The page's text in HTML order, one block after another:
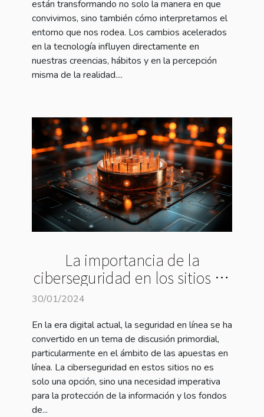
están transformando no solo la manera en que
convivimos, sino también cómo interpretamos el
entorno que nos rodea. Los cambios acelerados
en la tecnología influyen directamente en
nuestras creencias, hábitos y en la percepción
misma de la realidad....
La importancia de la
ciberseguridad en los sitios de
apuestas en línea
30/01/2024
En la era digital actual, la seguridad en línea se ha
convertido en un tema de discusión primordial,
particularmente en el ámbito de las apuestas en
línea. La ciberseguridad en estos sitios no es
solo una opción, sino una necesidad imperativa
para la protección de la información y los fondos
de...